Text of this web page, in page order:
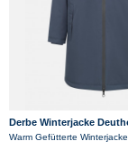
Derbe Winterjacke
Dunkelblau Warm
Warm Gefütterte Winterjacke